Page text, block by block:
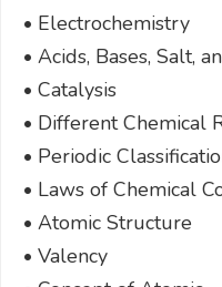
• Electrochemistry
• Acids, Bases, Salt,
• Catalysis
• Different Chemical
• Periodic
• Laws of Chemical
• Atomic Structure
• Valency